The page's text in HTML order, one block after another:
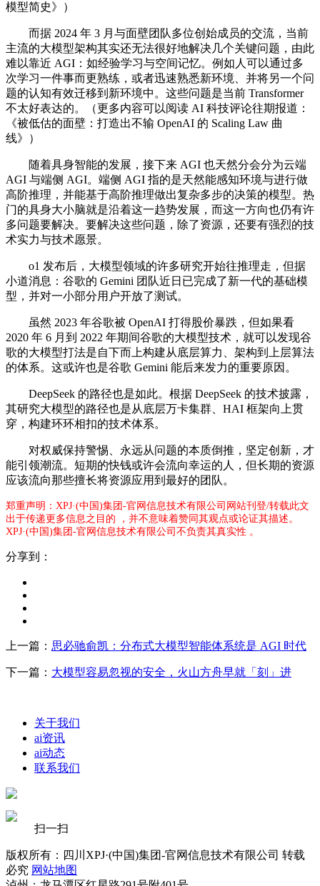
模型简史》）
而据 2024 年 3 月与面壁团队多位创始成员的交流，当前
主流的大模型架构其实还无法很好地解决几个关键问题，由此
难以靠近 AGI：如经验学习与空间记忆。例如人可以通过多
次学习一件事而更熟练，或者迅速熟悉新环境、并将另一个问
题的认知有效迁移到新环境中。这些问题是当前 Transformer
不太好表达的。（更多内容可以阅读 AI 科技评论往期报道：
《被低估的面壁：打造出不输 OpenAI 的 Scaling Law 曲
线》）
随着具身智能的发展，接下来 AGI 也天然分会分为云端
AGI 与端侧 AGI。端侧 AGI 指的是天然能感知环境与进行做
高阶推理，并能基于高阶推理做出复杂多步的决策的模型。热
门的具身大小脑就是沿着这一趋势发展，而这一方向也仍有许
多问题要解决。要解决这些问题，除了资源，还要有强烈的技
术实力与技术愿景。
o1 发布后，大模型领域的许多研究开始往推理走，但据
小道消息：谷歌的 Gemini 团队近日已完成了新一代的基础模
型，并对一小部分用户开放了测试。
虽然 2023 年谷歌被 OpenAI 打得股价暴跌，但如果看
2020 年 6 月到 2022 年期间谷歌的大模型技术，就可以发现谷
歌的大模型打法是自下而上构建从底层算力、架构到上层算法
的体系。这或许也是谷歌 Gemini 能后来发力的重要原因。
DeepSeek 的路径也是如此。根据 DeepSeek 的技术披露，
其研究大模型的路径也是从底层万卡集群、HAI 框架向上贯
穿，构建环环相扣的技术体系。
对权威保持警惕、永远从问题的本质倒推，坚定创新，才
能引领潮流。短期的快钱或许会流向幸运的人，但长期的资源
应该流向那些擅长将资源应用到最好的团队。
郑重声明：XPJ·(中国)集团-官网信息技术有限公司网站刊登/转载此文
出于传递更多信息之目的 ，并不意味着赞同其观点或论证其描述。
XPJ·(中国)集团-官网信息技术有限公司不负责其真实性 。
分享到：
上一篇： 思必驰俞凯：分布式大模型智能体系统是 AGI 时代
下一篇： 大模型容易忽视的安全，火山方舟早就「刻」进
关于我们
ai资讯
ai动态
联系我们
扫一扫
版权所有：四川XPJ·(中国)集团-官网信息技术有限公司 转载
必究 网站地图